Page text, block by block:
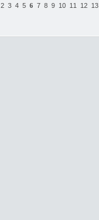
2 3 4 5 6 7 8 9 10 11 12